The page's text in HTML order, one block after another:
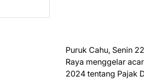
Puruk Cahu, Senin
Raya menggelar
2024 tentang Pajak